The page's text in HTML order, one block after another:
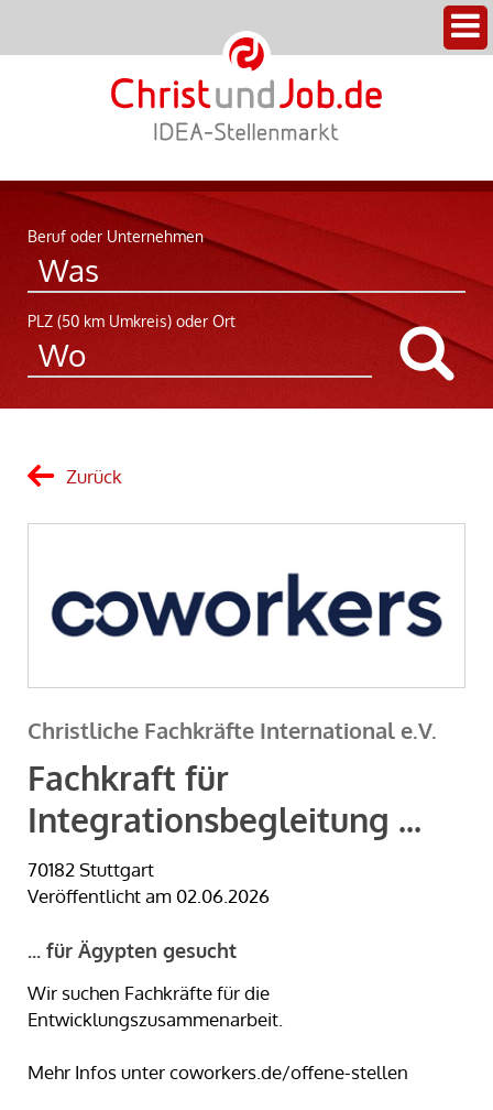
Beruf oder Unternehmen
PLZ (50 km Umkreis) oder Ort
Zurück
Christliche Fachkräfte International e.V.
Fachkraft für
Integrationsbegleitung ...
70182 Stuttgart
Veröffentlicht am 02.06.2026
... für Ägypten gesucht
Wir suchen Fachkräfte für die
Entwicklungszusammenarbeit.
Mehr Infos unter coworkers.de/offene-stellen